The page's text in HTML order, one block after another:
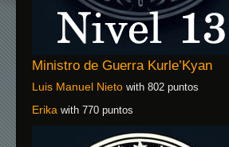
Ministro de Guerra Kurle’Kyan
Luis Manuel Nieto with 802 puntos
Erika with 770 puntos